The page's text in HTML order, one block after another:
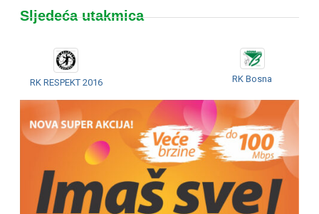
Sljedeća utakmica
RK RESPEKT 2016 RK Bosna